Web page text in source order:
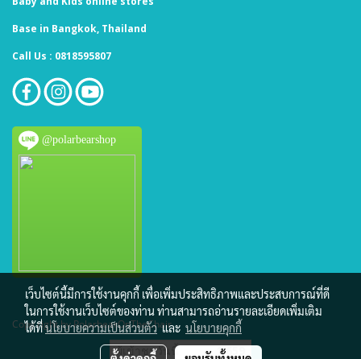
Base in Bangkok, Thailand
Call Us : 0818595807
@polarbearshop
Copy right by PolarbearOnTheChair
ผู้เข้าชมวันนี้ 1,659
เว็บไซต์นี้มีการใช้งานคุกกี้ เพื่อเพิ่มประสิทธิภาพและประสบการณ์ที่ดี
ในการใช้งานเว็บไซต์ของท่าน ท่านสามารถอ่านรายละเอียดเพิ่มเติม
ได้ที่นโยบายความเป็นส่วนตัวและ นโยบายคุกกี้